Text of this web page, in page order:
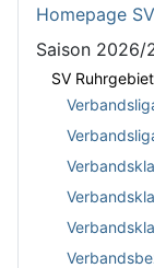
Homepage
Saison 2026/
SV Ruhrgebiet